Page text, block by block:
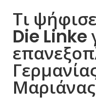
Τι
Die Linke